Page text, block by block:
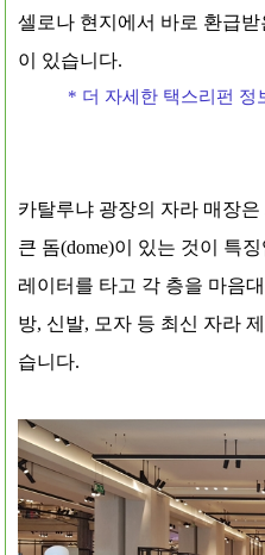
셀로나 현지에서 바로 환급
이 있습니다.
* 더 자세한 택스리펀 정
카탈루냐 광장의 자라 매장
큰 돔(dome)이 있는 것이 특
레이터를 타고 각 층을 마음
방, 신발, 모자 등 최신 자라
습니다.